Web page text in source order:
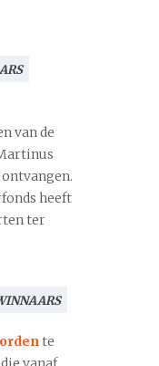
van de
heeft
ter
te